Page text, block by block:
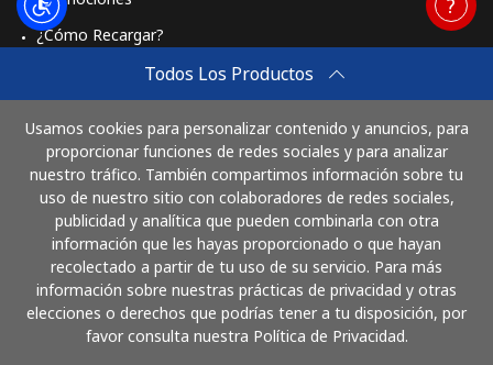
Todos Los Productos
Usamos cookies para personalizar contenido y anuncios, para
proporcionar funciones de redes sociales y para analizar
nuestro tráfico. También compartimos información sobre tu
uso de nuestro sitio con colaboradores de redes sociales,
publicidad y analítica que pueden combinarla con otra
información que les hayas proporcionado o que hayan
recolectado a partir de tu uso de su servicio. Para más
información sobre nuestras prácticas de privacidad y otras
elecciones o derechos que podrías tener a tu disposición, por
favor consulta nuestra Política de Privacidad.
¿Cómo Recargar?
Cómo funciona
Paga con